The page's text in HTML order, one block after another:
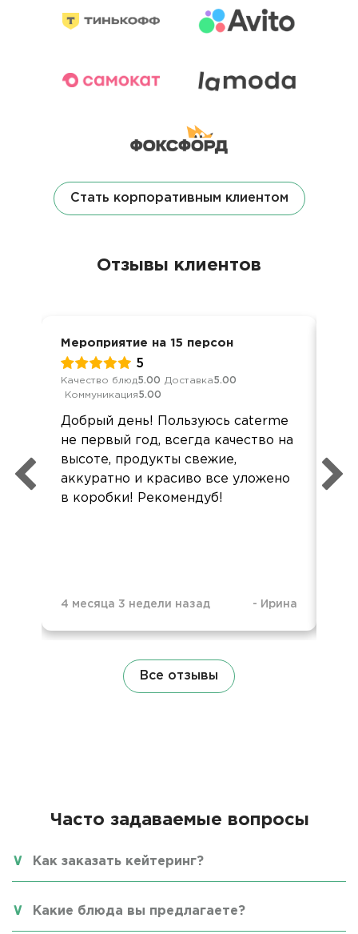
Стать корпоративным клиентом
Отзывы клиентов
Мероприятие на 15 персон
5
Качество блюд5.00 Доставка5.00
Коммуникация5.00
Добрый день! Пользуюсь caterme
не первый год, всегда качество на
высоте, продукты свежие,
аккуратно и красиво все уложено
в коробки! Рекомендуб!
4 месяца 3 недели назад - Ирина
Все отзывы
Часто задаваемые вопросы
Как заказать кейтеринг?
Какие блюда вы предлагаете?